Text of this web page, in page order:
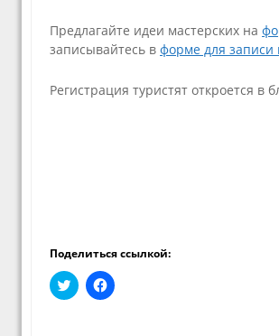
Предлагайте идеи мастерских на
записывайтесь в форме для
Регистрация туристят откроется в
Поделиться ссылкой:
Н
а
Н
а